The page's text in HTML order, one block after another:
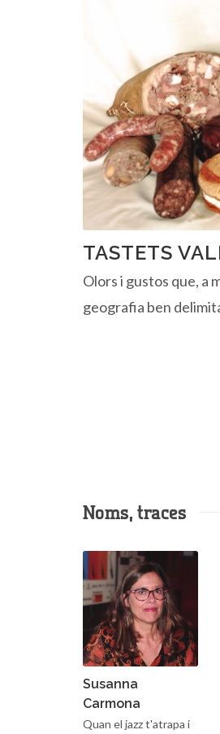
TASTETS
Olors i gustos que, a
geografia ben
Noms, traces
Susanna
Carmona
Quan el jazz t'atrapa i